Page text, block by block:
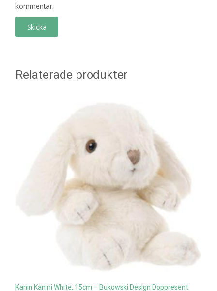
kommentar.
Relaterade produkter
Kanin Kanini White, 15cm – Bukowski Design Doppresent